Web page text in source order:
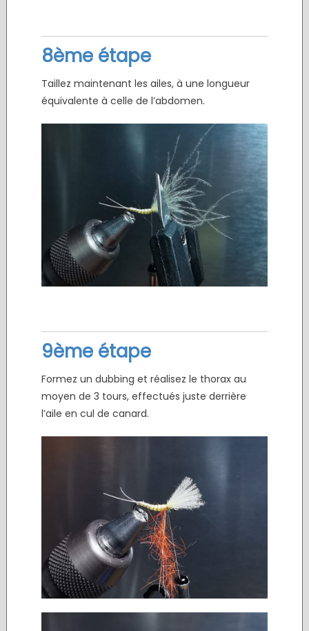
8ème étape
Taillez maintenant les ailes, à une longueur
équivalente à celle de l’abdomen.
9ème étape
Formez un dubbing et réalisez le thorax au
moyen de 3 tours, effectués juste derrière
l’aile en cul de canard.